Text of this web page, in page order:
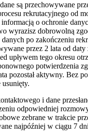
są przechowywane
rekrutacyjnego od
o ochronie
wyrazisz dobrowolną
danych po zakończeniu
przez 2 lata od daty
upływem tego okresu
potwierdzenia
pozostał aktywny. Bez
i dane
odpowiedniej
zebrane w trakcie
najpóźniej w ciągu 7